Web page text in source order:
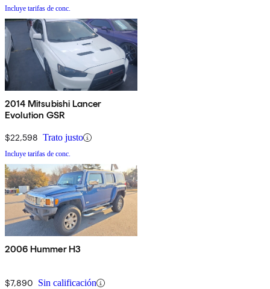
Incluye tarifas de conc.
2014 Mitsubishi Lancer
Evolution GSR
$22,598 Trato justo
Incluye tarifas de conc.
2006 Hummer H3
$7,890 Sin calificación